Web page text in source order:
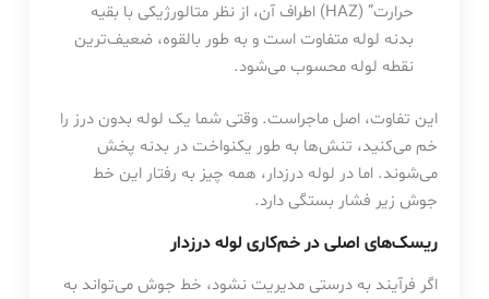
حرارت” (HAZ) اطراف آن، از نظر متالورژیکی با بقیه
بدنه لوله متفاوت است و به طور بالقوه، ضعیف‌ترین
نقطه لوله محسوب می‌شود.
این تفاوت، اصل ماجراست. وقتی شما یک لوله بدون درز را
خم می‌کنید، تنش‌ها به طور یکنواخت در بدنه پخش
می‌شوند. اما در لوله درزدار، همه چیز به رفتار این خط
جوش زیر فشار بستگی دارد.
ریسک‌های اصلی در خم‌کاری لوله درزدار
اگر فرآیند به درستی مدیریت نشود، خط جوش می‌تواند به